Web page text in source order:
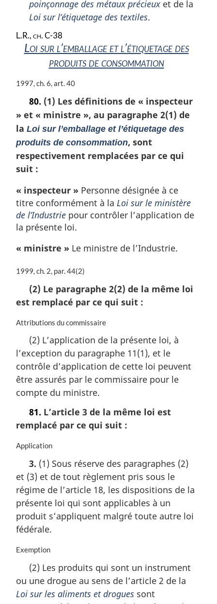
:
poinçonnage des métaux précieux et de la
Loi sur l’étiquetage des textiles.
L.R., ch. C-38
Loi sur l’emballage et l’étiquetage des
produits de consommation
N
e
m
a
r
g
l
e
:
1997, ch. 6, art. 40
80. (1) Les définitions de « inspecteur
» et « ministre », au paragraphe 2(1) de
la Loi sur l’emballage et l’étiquetage des
produits de consommation, sont
respectivement remplacées par ce qui
suit :
« inspecteur » Personne désignée à ce
titre conformément à la Loi sur le ministère
de l’Industrie pour contrôler l’application de
la présente loi.
« ministre » Le ministre de l’Industrie.
N
e
a
i
n
l
e
1999, ch. 2, par. 44(2)
(2) Le paragraphe 2(2) de la même loi
est remplacé par ce qui suit :
N
e
m
r
g
a
e
Attributions du commissaire
(2) L’application de la présente loi, à
l’exception du paragraphe 11(1), et le
contrôle d’application de cette loi peuvent
être assurés par le commissaire pour le
compte du ministre.
81. L’article 3 de la même loi est
remplacé par ce qui suit :
N
e
m
r
g
i
a
:
Application
3. (1) Sous réserve des paragraphes (2)
et (3) et de tout règlement pris sous le
régime de l’article 18, les dispositions de la
présente loi qui sont applicables à un
produit s’appliquent malgré toute autre loi
fédérale.
N
e
m
Exemption
(2) Les produits qui sont un instrument
ou une drogue au sens de l’article 2 de la
Loi sur les aliments et drogues sont